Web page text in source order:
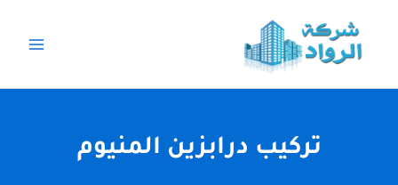
المحتوى
تركيب درابزين المنيوم